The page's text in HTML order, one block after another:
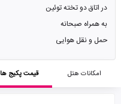
در اتاق دو تخته توئین
به همراه صبحانه
حمل و نقل هوایی
امکانات هتل قیمت پکیج ها